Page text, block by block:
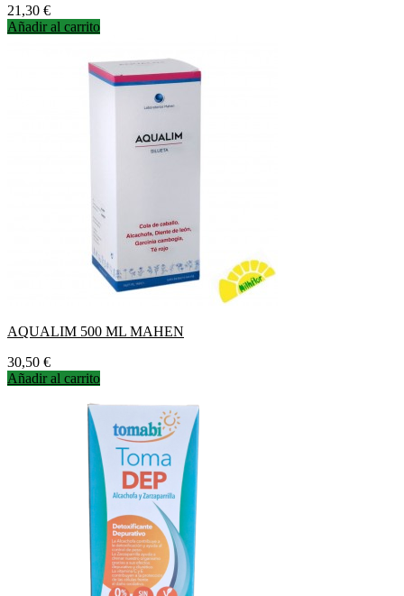
Precio
21,30 €
Añadir al carrito
AQUALIM 500 ML MAHEN
Precio
30,50 €
Añadir al carrito